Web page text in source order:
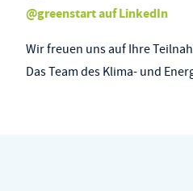
@greenstart auf LinkedIn
Wir freuen uns auf Ihre
Das Team des Klima- und